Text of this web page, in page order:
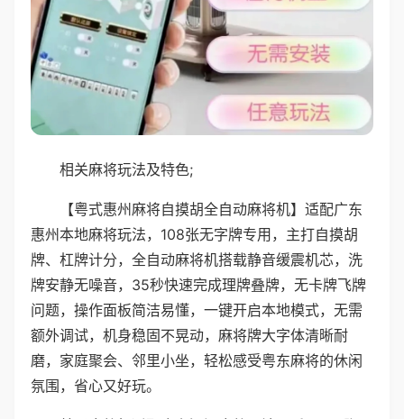
相关麻将玩法及特色;
【粤式惠州麻将自摸胡全自动麻将机】适配广东
惠州本地麻将玩法，108张无字牌专用，主打自摸胡
牌、杠牌计分，全自动麻将机搭载静音缓震机芯，洗
牌安静无噪音，35秒快速完成理牌叠牌，无卡牌飞牌
问题，操作面板简洁易懂，一键开启本地模式，无需
额外调试，机身稳固不晃动，麻将牌大字体清晰耐
磨，家庭聚会、邻里小坐，轻松感受粤东麻将的休闲
氛围，省心又好玩。